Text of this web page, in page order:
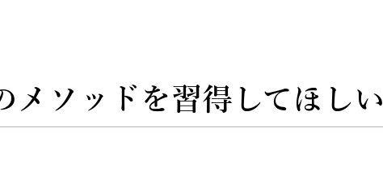
メソッドを習得してほしい